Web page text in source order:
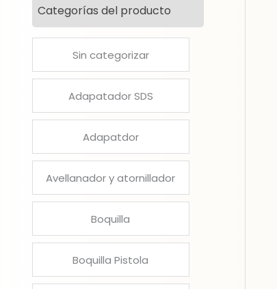
Categorías del producto
Sin categorizar
Adapatador SDS
Adapatdor
Avellanador y atornillador
Boquilla
Boquilla Pistola